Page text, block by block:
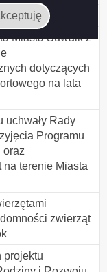
Miasta Suwałk z
dotyczących
na lata
uchwały Rady
Programu
oraz
terenie Miasta
zwierząt
projektu